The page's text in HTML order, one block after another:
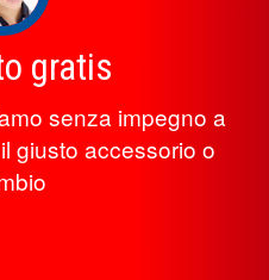
gratis
senza impegno a
giusto accessorio o